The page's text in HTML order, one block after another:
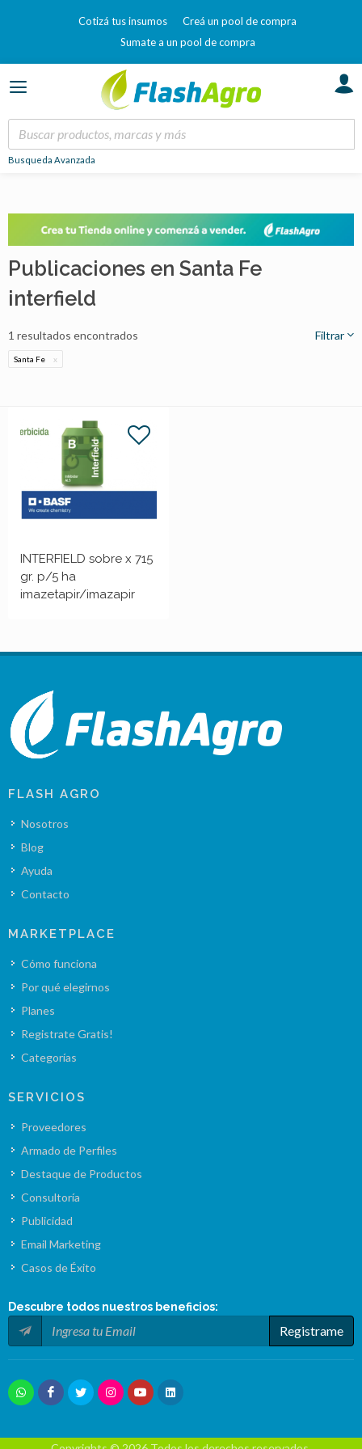
Cotizá tus insumos
Creá un pool de compra
Sumate a un pool de compra
Busqueda Avanzada
INTERFIELD sobre x 715
gr. p/5 ha
imazetapir/imazapir
Publicaciones en Santa Fe
interfield
1 resultados encontrados Filtrar
Santa Fe
FLASH AGRO
Nosotros
Blog
Ayuda
Contacto
MARKETPLACE
Cómo funciona
Por qué elegirnos
Planes
Registrate Gratis!
Categorías
SERVICIOS
Proveedores
Armado de Perfiles
Destaque de Productos
Consultoría
Publicidad
Email Marketing
Casos de Éxito
Descubre todos nuestros beneficios:
Registrame